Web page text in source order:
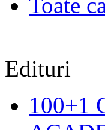
Toate
Edituri
100+1